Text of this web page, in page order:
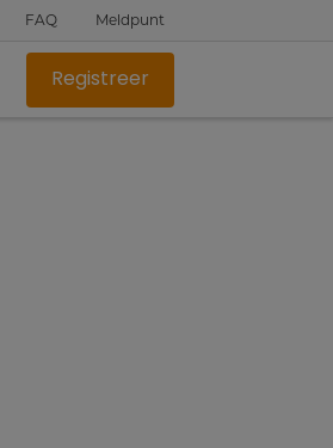
FAQ Meldpunt
Registreer